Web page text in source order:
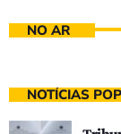
NO AR
NOTÍCIAS